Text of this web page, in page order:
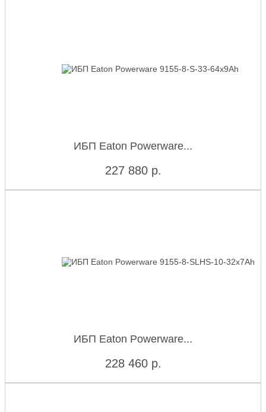
ИБП Eaton Powerware...
227 880 р.
ИБП Eaton Powerware...
228 460 р.